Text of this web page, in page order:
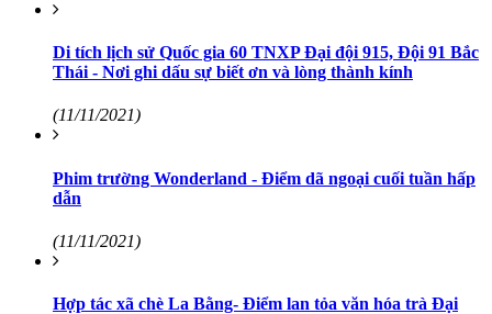
Di tích lịch sử Quốc gia 60 TNXP Đại đội 915, Đội 91 Bắc
Thái - Nơi ghi dấu sự biết ơn và lòng thành kính
(11/11/2021)
Phim trường Wonderland - Điểm dã ngoại cuối tuần hấp
dẫn
(11/11/2021)
Hợp tác xã chè La Bằng- Điểm lan tỏa văn hóa trà Đại